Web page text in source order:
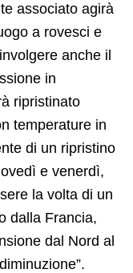
associato agirà
a rovesci e
anche il
in
ripristinato
temperature in
di un ripristino
e venerdì,
la volta di un
dalla Francia,
dal Nord al